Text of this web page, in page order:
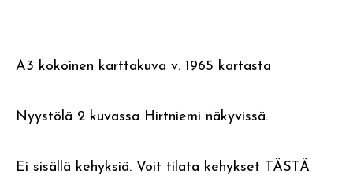
A3 kokoinen karttakuva v. 1965 kartasta
Nyystölä 2 kuvassa Hirtniemi näkyvissä.
Ei sisällä kehyksiä. Voit tilata kehykset TÄSTÄ